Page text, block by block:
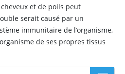
et de poils peut
serait causé par un
immunitaire de l’organisme,
de ses propres tissus